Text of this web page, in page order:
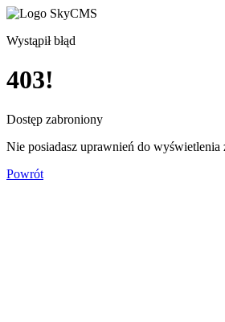
Wystąpił błąd
403!
Dostęp zabroniony
Nie posiadasz uprawnień do wyświetlenia
Powrót